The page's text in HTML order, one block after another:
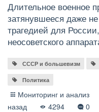
Длительное военное
затянувшееся даже
трагедией для
неосоветского
СССР и большевизм
Политика
Мониторинг и анализ
назад
4294 0